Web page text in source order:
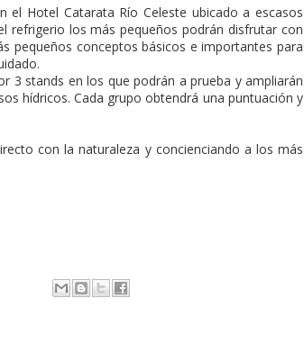
Hotel Catarata Río Celeste ubicado a escasos
refrigerio los más pequeños podrán disfrutar con
pequeños conceptos básicos e importantes para
3 stands en los que podrán a prueba y ampliarán
hídricos. Cada grupo obtendrá una puntuación y
con la naturaleza y concienciando a los más